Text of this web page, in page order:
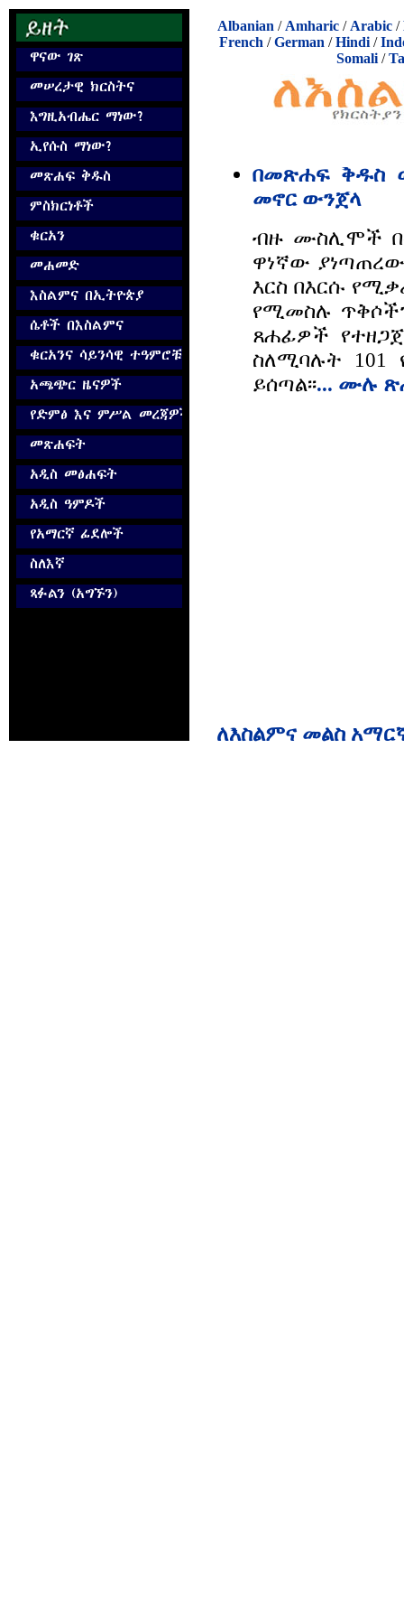
Albanian / Amharic / Arabic /
French /German /Hindi /
Somali/
በመጽሐፍ ቅዱስ
መኖር ውንጀላ
ብዙ ሙስሊሞች
ዋነኛው
እርስ በእርሱ
የሚመስሉ
ጸሐፊዎች
ስለሚባሉት 101
ይሰጣል፡፡... ሙሉ
ለእስልምና መልስ